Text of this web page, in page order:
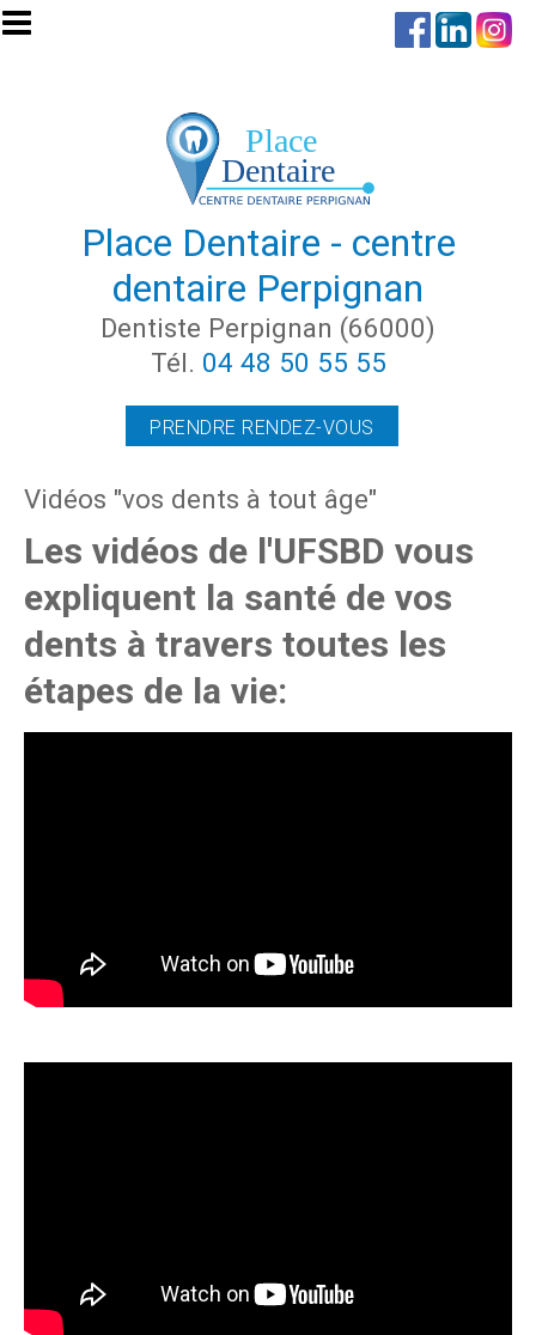
Aller au contenu principal
Place Dentaire - centre
dentaire Perpignan
Dentiste Perpignan (66000)
Tél. 04 48 50 55 55
PRENDRE RENDEZ-VOUS
Vidéos "vos dents à tout âge"
Les vidéos de l'UFSBD vous
expliquent la santé de vos
dents à travers toutes les
étapes de la vie: